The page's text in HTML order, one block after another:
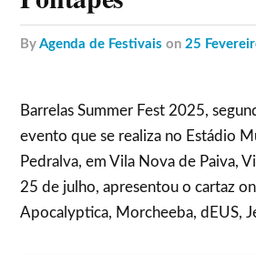
byAgenda de Festivais on25
Barrelas Summer Fest 2025,
evento que se realiza no Estádio
Pedralva, em Vila Nova de Paiva,
25 de julho, apresentou o cartaz
Apocalyptica, Morcheeba, dEUS,